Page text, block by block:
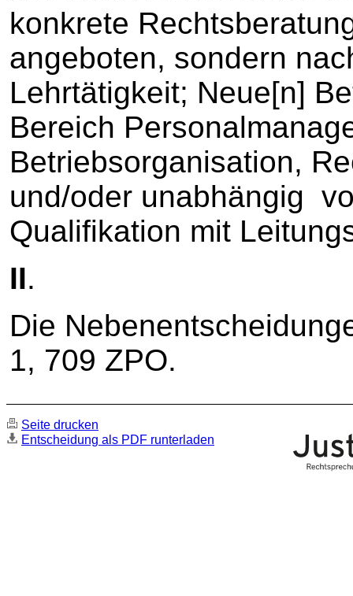
konkrete
angeboten, sondern
Lehrtätigkeit; Neue[n]
Bereich
Betriebsorganisation,
und/oder unabhängig
Qualifikation mit
II.
Die
1, 709 ZPO.
Seite drucken
Entscheidung als PDF runterladen